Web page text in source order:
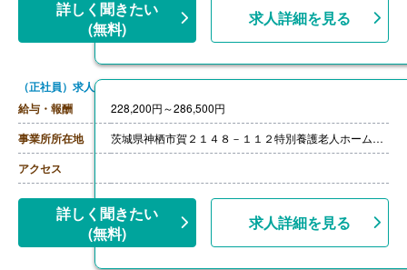
詳しく聞きたい
(無料)
求人詳細を見る
（正社員）求人
給与・報酬
228,200円～286,500円
事業所所在地 茨城県神栖市賀２１４８－１１２特別養護老人ホーム「白寿荘」
アクセス
詳しく聞きたい
(無料)
求人詳細を見る